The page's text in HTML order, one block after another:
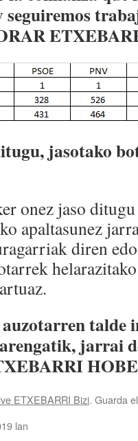
seguiremos
jasotako
onez jaso
apaltasunez
diren
talde
jarrai
ETXEBARRI Bizi. Guarda
lan